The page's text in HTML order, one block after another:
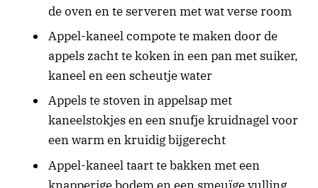
de oven en te serveren met wat verse room
Appel-kaneel compote te maken door de
appels zacht te koken in een pan met suiker,
kaneel en een scheutje water
Appels te stoven in appelsap met
kaneelstokjes en een snufje kruidnagel voor
een warm en kruidig bijgerecht
Appel-kaneel taart te bakken met een